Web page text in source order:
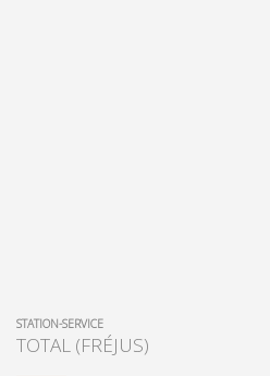
STATION-SERVICE
TOTAL (FRÉJUS)